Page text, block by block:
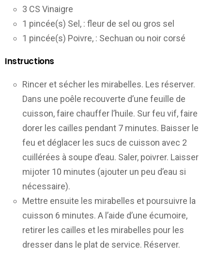
3 CS Vinaigre
1 pincée(s) Sel, : fleur de sel ou gros sel
1 pincée(s) Poivre, : Sechuan ou noir corsé
Instructions
Rincer et sécher les mirabelles. Les réserver.
Dans une poêle recouverte d’une feuille de
cuisson, faire chauffer l’huile. Sur feu vif, faire
dorer les cailles pendant 7 minutes. Baisser le
feu et déglacer les sucs de cuisson avec 2
cuillérées à soupe d’eau. Saler, poivrer. Laisser
mijoter 10 minutes (ajouter un peu d’eau si
nécessaire).
Mettre ensuite les mirabelles et poursuivre la
cuisson 6 minutes. A l’aide d’une écumoire,
retirer les cailles et les mirabelles pour les
dresser dans le plat de service. Réserver.